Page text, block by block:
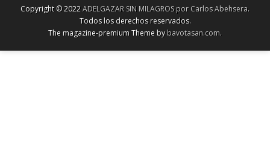
Copyright © 2022ADELGAZAR SIN MILAGROS por Carlos Abehsera.
Todos los derechos reservados.
The magazine-premium Theme bybavotasan.com.